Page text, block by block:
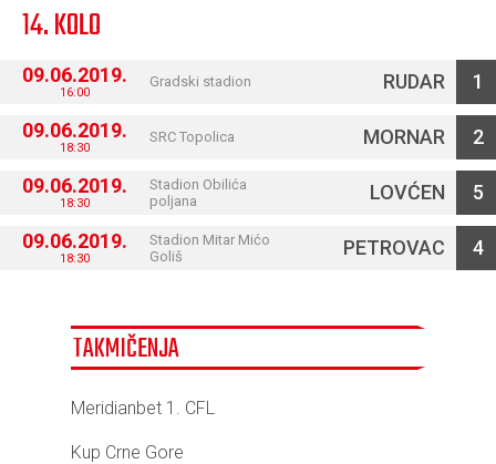
14. KOLO
09.06.2019.
16:00
Gradski stadion RUDAR 1
09.06.2019.
18:30
SRC Topolica MORNAR 2
09.06.2019.
18:30
Stadion Obilića
poljana
LOVĆEN 5
09.06.2019.
18:30
Stadion Mitar Mićo
Goliš
PETROVAC 4
TAKMIČENJA
Meridianbet 1. CFL
Kup Crne Gore